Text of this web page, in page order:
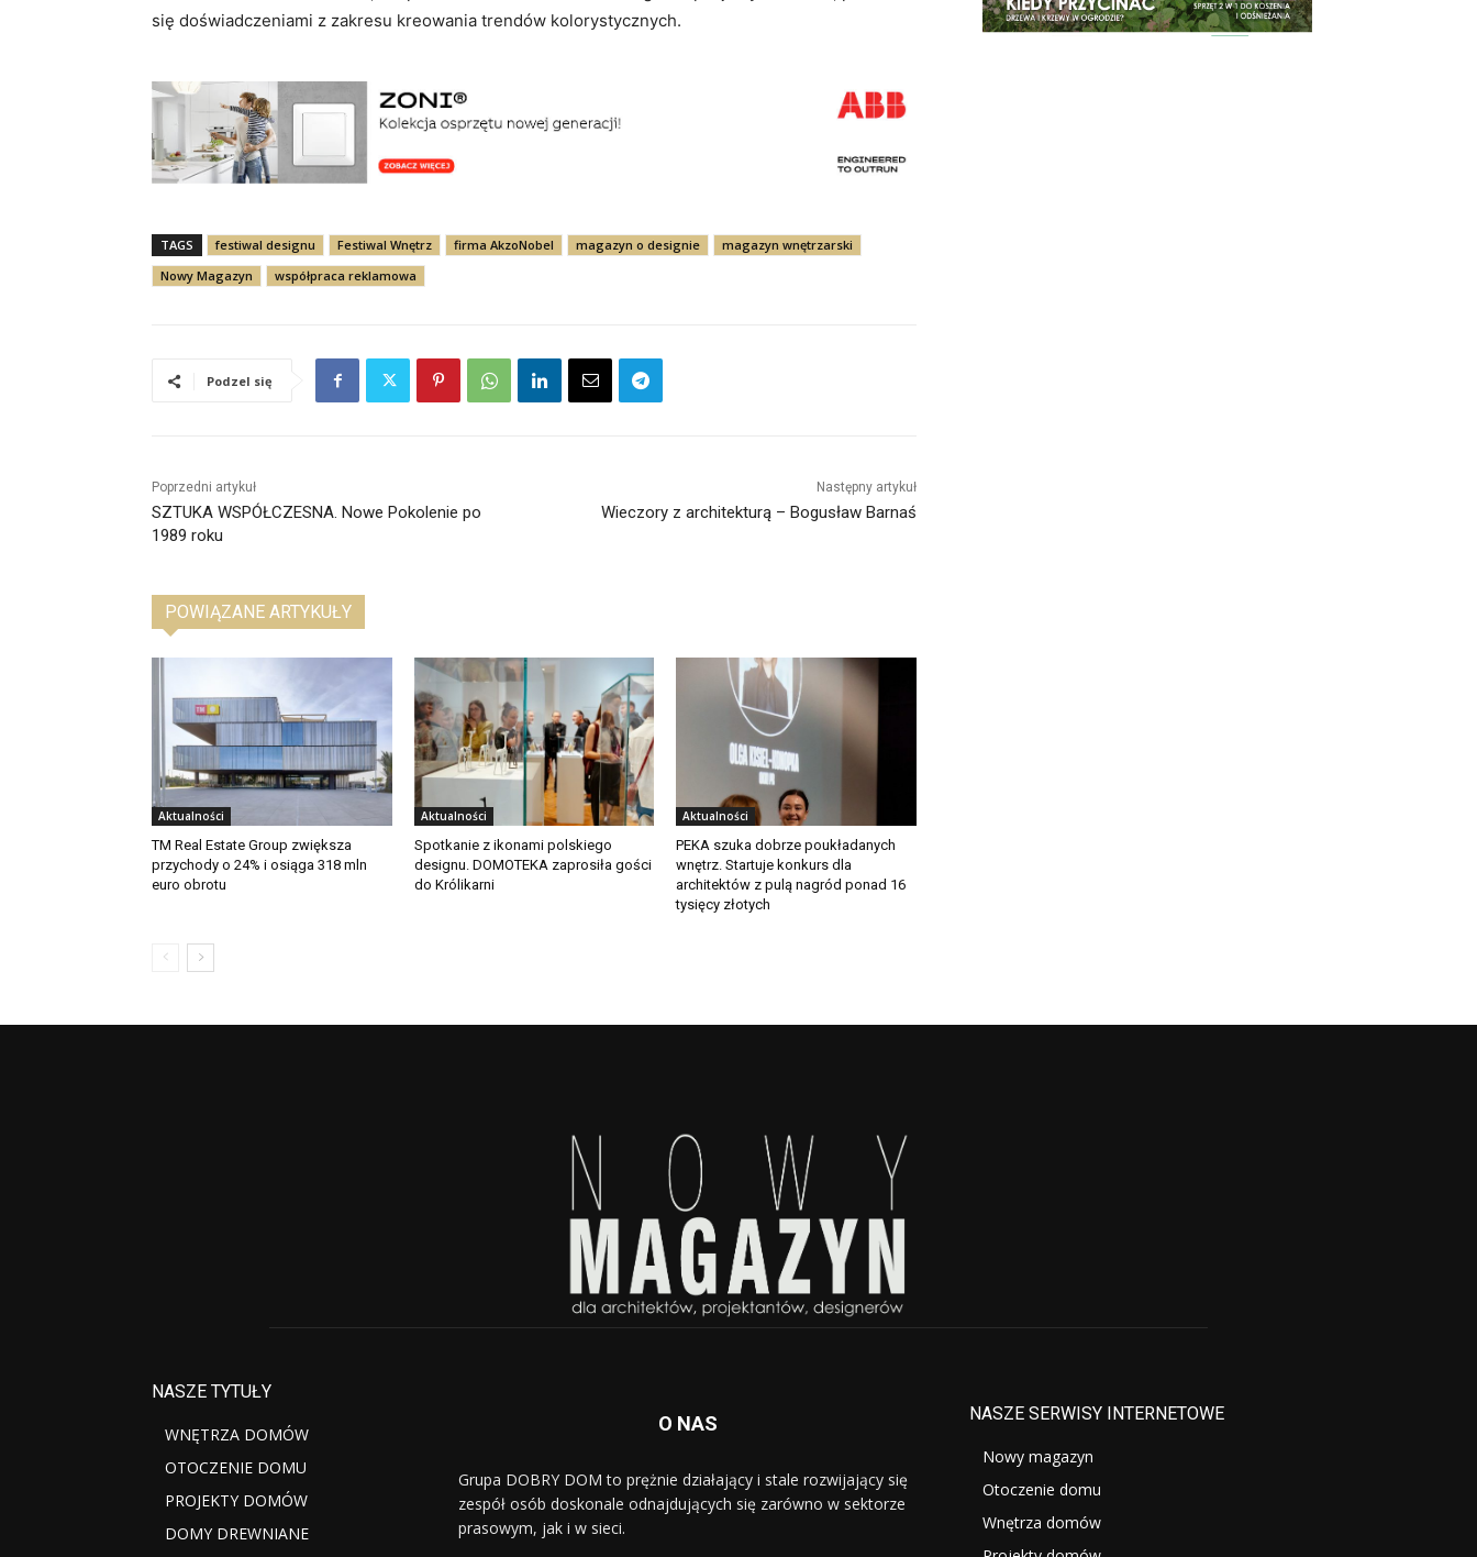
się doświadczeniami z zakresu kreowania trendów kolorystycznych.
TAGS festiwal designu Festiwal Wnętrz firma AkzoNobel magazyn o designie
magazyn wnętrzarski
Nowy Magazyn
współpraca reklamowa
Podzel się
Poprzedni artykuł
SZTUKA WSPÓŁCZESNA. Nowe Pokolenie po
1989 roku
Następny artykuł
Wieczory z architekturą – Bogusław Barnaś
POWIĄZANE ARTYKUŁY
Aktualności
TM Real Estate Group zwiększa
przychody o 24% i osiąga 318 mln
euro obrotu
Aktualności
Spotkanie z ikonami polskiego
designu. DOMOTEKA zaprosiła gości
do Królikarni
Aktualności
PEKA szuka dobrze poukładanych
wnętrz. Startuje konkurs dla
architektów z pulą nagród ponad 16
tysięcy złotych
NASZE TYTUŁY
WNĘTRZA DOMÓW
OTOCZENIE DOMU
PROJEKTY DOMÓW
DOMY DREWNIANE
O NAS
Grupa DOBRY DOM to prężnie działający i stale rozwijający się
zespół osób doskonale odnajdujących się zarówno w sektorze
prasowym, jak i w sieci.
NASZE SERWISY INTERNETOWE
Nowy magazyn
Otoczenie domu
Wnętrza domów